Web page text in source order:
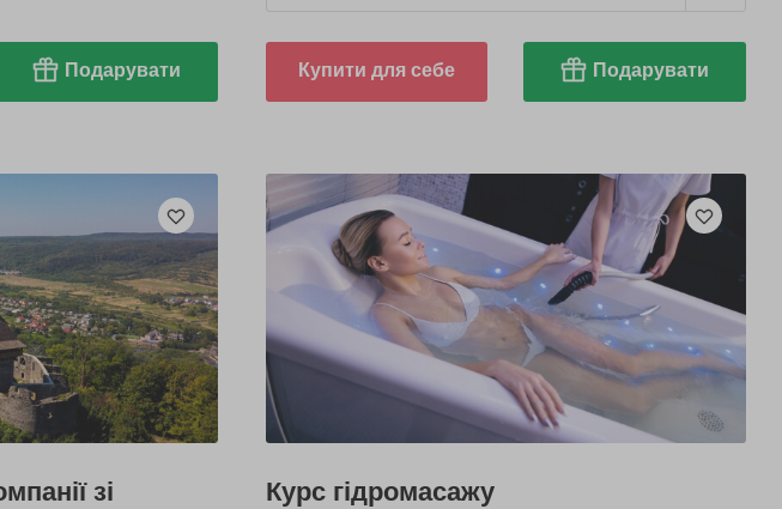
Подарувати Купити для себе Подарувати
зі
Курс гідромасажу